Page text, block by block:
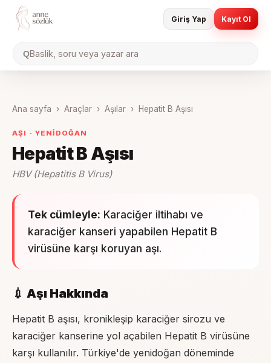
QBaslik, soru veya yazar ara
Giriş Yap Kayıt Ol
Ana sayfa › Araçlar › Aşılar › Hepatit B Aşısı
AŞI · YENIDOĞAN
Hepatit B Aşısı
HBV (Hepatitis B Virus)
Tek cümleyle: Karaciğer iltihabı ve
karaciğer kanseri yapabilen Hepatit B
virüsüne karşı koruyan aşı.
💉 Aşı Hakkında
Hepatit B aşısı, kronikleşip karaciğer sirozu ve
karaciğer kanserine yol açabilen Hepatit B virüsüne
karşı kullanılır. Türkiye'de yenidoğan döneminde